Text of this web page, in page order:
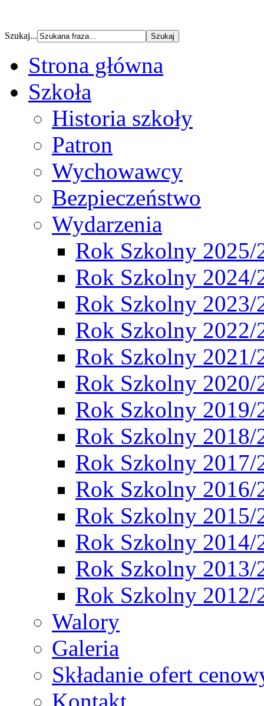
Szukaj...
Strona główna
Szkoła
Historia szkoły
Patron
Wychowawcy
Bezpieczeństwo
Wydarzenia
Rok Szkolny 2025/
Rok Szkolny 2024/
Rok Szkolny 2023/
Rok Szkolny 2022/
Rok Szkolny 2021/
Rok Szkolny 2020/
Rok Szkolny 2019/
Rok Szkolny 2018/
Rok Szkolny 2017/
Rok Szkolny 2016/
Rok Szkolny 2015/
Rok Szkolny 2014/
Rok Szkolny 2013/
Rok Szkolny 2012/
Walory
Galeria
Składanie ofert
Kontakt